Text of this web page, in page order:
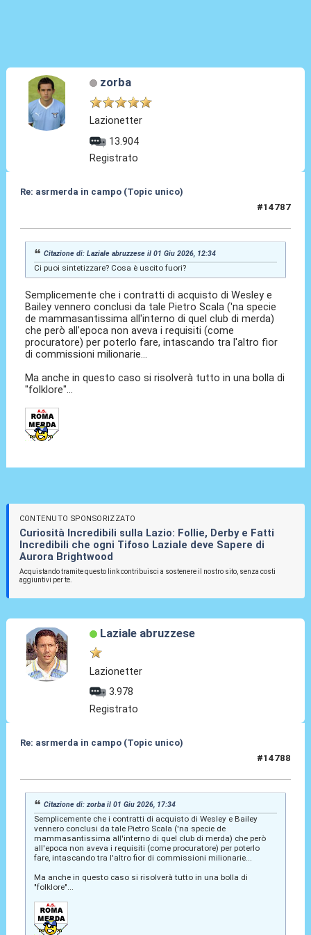
zorba
Lazionetter
13.904
Registrato
Re: asrmerda in campo (Topic unico)
#14787
Citazione di: Laziale abruzzese il 01 Giu 2026, 12:34
Ci puoi sintetizzare? Cosa è uscito fuori?
Semplicemente che i contratti di acquisto di Wesley e
Bailey vennero conclusi da tale Pietro Scala ('na specie
de mammasantissima all'interno di quel club di merda)
che però all'epoca non aveva i requisiti (come
procuratore) per poterlo fare, intascando tra l'altro fior
di commissioni milionarie...
Ma anche in questo caso si risolverà tutto in una bolla di
"folklore"...
CONTENUTO SPONSORIZZATO
Curiosità Incredibili sulla Lazio: Follie, Derby e Fatti
Incredibili che ogni Tifoso Laziale deve Sapere di
Aurora Brightwood
Acquistando tramite questo link contribuisci a sostenere il nostro sito, senza costi
aggiuntivi per te.
Laziale abruzzese
Lazionetter
3.978
Registrato
Re: asrmerda in campo (Topic unico)
#14788
Citazione di: zorba il 01 Giu 2026, 17:34
Semplicemente che i contratti di acquisto di Wesley e Bailey
vennero conclusi da tale Pietro Scala ('na specie de
mammasantissima all'interno di quel club di merda) che però
all'epoca non aveva i requisiti (come procuratore) per poterlo
fare, intascando tra l'altro fior di commissioni milionarie...
Ma anche in questo caso si risolverà tutto in una bolla di
"folklore"...